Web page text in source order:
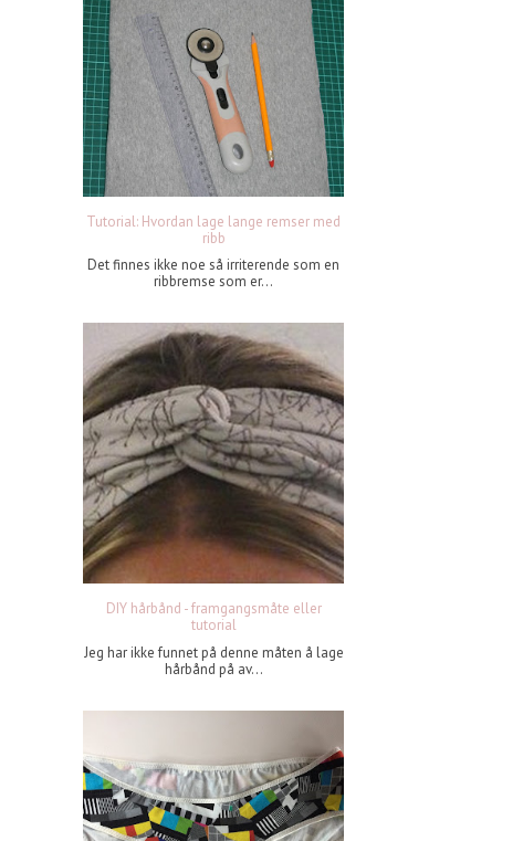
Tutorial: Hvordan lage lange remser med
ribb
Det finnes ikke noe så irriterende som en
ribbremse som er...
DIY hårbånd - framgangsmåte eller
tutorial
Jeg har ikke funnet på denne måten å lage
hårbånd på av...